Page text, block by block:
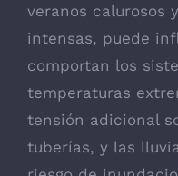
veranos calurosos
intensas, puede
comportan los
temperaturas
tensión adicional
tuberías, y las